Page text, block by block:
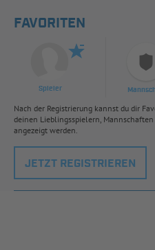
FAVORITEN
Spieler
Nach der Registrierung kannst du dir
deinen Lieblingsspielern,
angezeigt werden.
JETZT REGISTRIEREN